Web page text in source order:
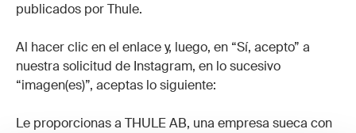
publicados por Thule.
Al hacer clic en el enlace y, luego, en “Sí, acepto” a
nuestra solicitud de Instagram, en lo sucesivo
“imagen(es)”, aceptas lo siguiente:
Le proporcionas a THULE AB, una empresa sueca con